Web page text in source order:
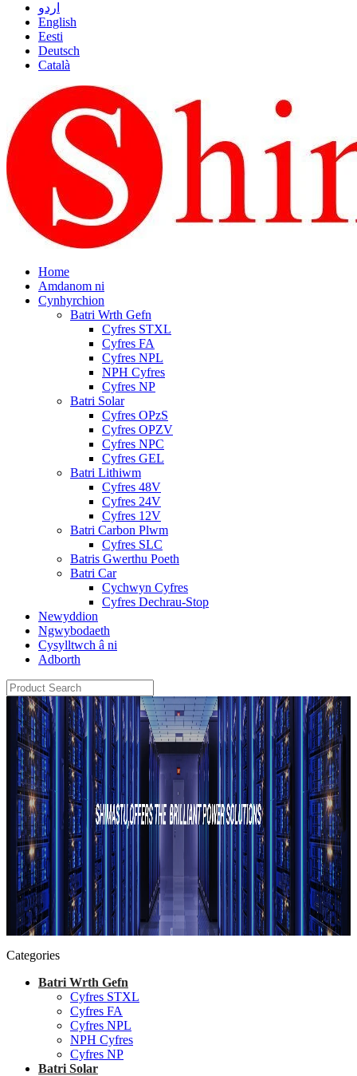
اردو
English
Eesti
Deutsch
Català
Home
Amdanom ni
Cynhyrchion
Batri Wrth Gefn
Cyfres STXL
Cyfres FA
Cyfres NPL
NPH Cyfres
Cyfres NP
Batri Solar
Cyfres OPzS
Cyfres OPZV
Cyfres NPC
Cyfres GEL
Batri Lithiwm
Cyfres 48V
Cyfres 24V
Cyfres 12V
Batri Carbon Plwm
Cyfres SLC
Batris Gwerthu Poeth
Batri Car
Cychwyn Cyfres
Cyfres Dechrau-Stop
Newyddion
Ngwybodaeth
Cysylltwch â ni
Adborth
Categories
Batri Wrth Gefn
Cyfres STXL
Cyfres FA
Cyfres NPL
NPH Cyfres
Cyfres NP
Batri Solar